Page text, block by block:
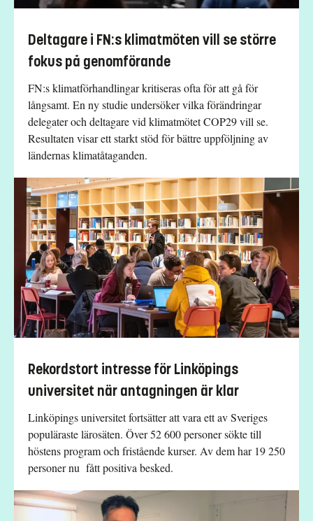
Deltagare i FN:s klimatmöten vill se större
fokus på genomförande
FN:s klimatförhandlingar kritiseras ofta för att gå för
långsamt. En ny studie undersöker vilka förändringar
delegater och deltagare vid klimatmötet COP29 vill se.
Resultaten visar ett starkt stöd för bättre uppföljning av
ländernas klimatåtaganden.
Rekordstort intresse för Linköpings
universitet när antagningen är klar
Linköpings universitet fortsätter att vara ett av Sveriges
populäraste lärosäten. Över 52 600 personer sökte till
höstens program och fristående kurser. Av dem har 19 250
personer nu fått positiva besked.